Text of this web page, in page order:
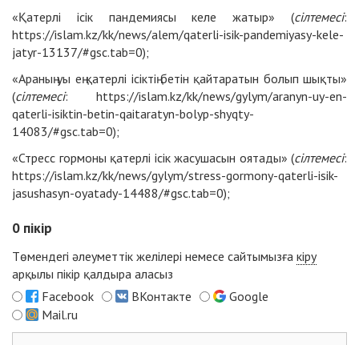
«Қатерлі ісік пандемиясы келе жатыр» (сілтемесі:
https://islam.kz/kk/news/alem/qaterli-isik-pandemiyasy-kele-
jatyr-13137/#gsc.tab=0);
«Араның уы ең қатерлі ісіктің бетін қайтаратын болып шықты»
(сілтемесі: https://islam.kz/kk/news/gylym/aranyn-uy-en-
qaterli-isiktin-betin-qaitaratyn-bolyp-shyqty-
14083/#gsc.tab=0);
«Стресс гормоны қатерлі ісік жасушасын оятады» (сілтемесі:
https://islam.kz/kk/news/gylym/stress-gormony-qaterli-isik-
jasushasyn-oyatady-14488/#gsc.tab=0);
0 пікір
Төмендегі әлеуметтік желілері немесе сайтымызға кіру
арқылы пікір қалдыра аласыз
Facebook
ВКонтакте
Google
Mail.ru